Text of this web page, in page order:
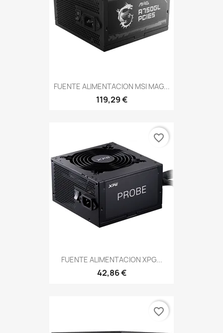
FUENTE ALIMENTACION MSI MAG...
119,29 €
FUENTE ALIMENTACION XPG...
42,86 €
favorite_border
favorite_border